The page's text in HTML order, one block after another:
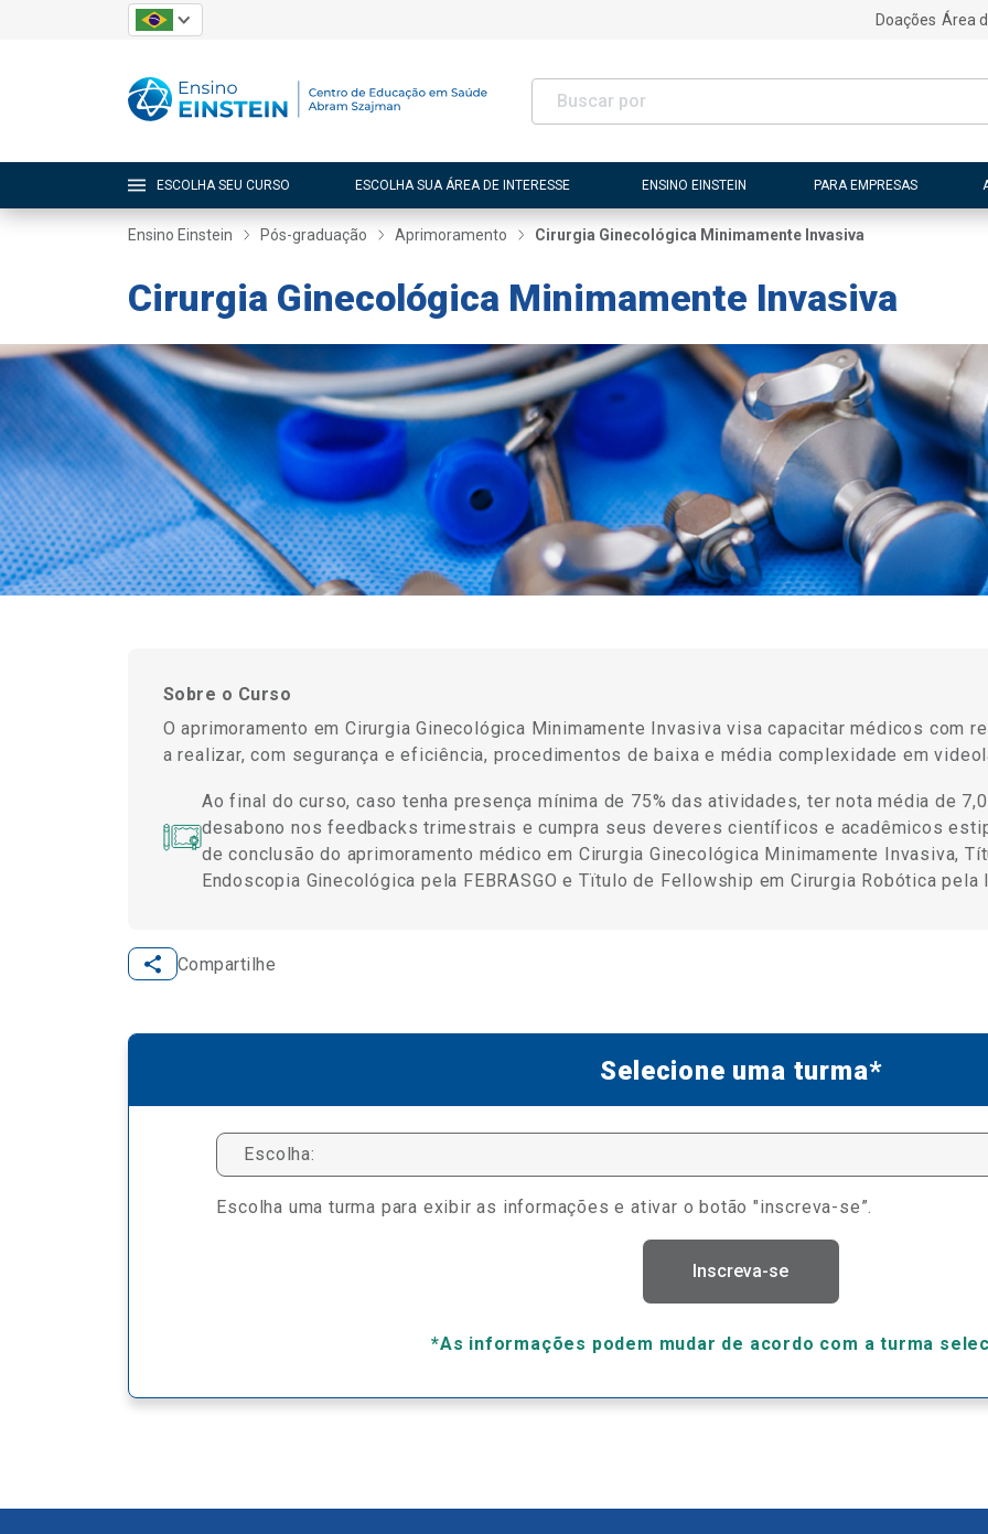
Doações Área
ESCOLHA SEU CURSO ESCOLHA SUA ÁREA DE INTERESSE ENSINO EINSTEIN PARA EMPRESAS
Ensino Einstein Pós-graduação Aprimoramento Cirurgia Ginecológica Minimamente Invasiva
Cirurgia Ginecológica Minimamente Invasiva
Sobre o Curso
O aprimoramento em Cirurgia Ginecológica Minimamente Invasiva visa capacitar médicos com
a realizar, com segurança e eficiência, procedimentos de baixa e média complexidade em
Ao final do curso, caso tenha presença mínima de 75% das atividades, ter nota média de
desabono nos feedbacks trimestrais e cumpra seus deveres científicos e acadêmicos
de conclusão do aprimoramento médico em Cirurgia Ginecológica Minimamente Invasiva,
Endoscopia Ginecológica pela FEBRASGO e Tïtulo de Fellowship em Cirurgia Robótica pela
Compartilhe
Selecione uma turma*
Escolha:
Escolha uma turma para exibir as informações e ativar o botão "inscreva-se”.
Inscreva-se
*As informações podem mudar de acordo com a turma